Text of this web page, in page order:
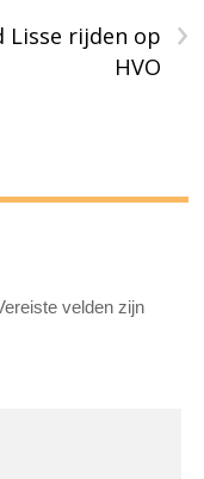
›
Lisse rijden op
HVO
velden zijn